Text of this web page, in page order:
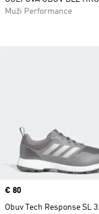
Price
€ 80
Obuv Tech Response SL
Muži Performance